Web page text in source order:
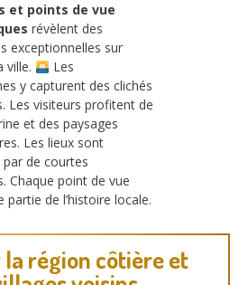
et points de vue
révèlent des
exceptionnelles sur
ville.
Les
y capturent des clichés
Les visiteurs profitent de
et des paysages
Les lieux sont
par de courtes
Chaque point de vue
partie de l’histoire locale.
région côtière et